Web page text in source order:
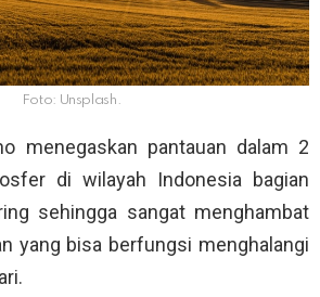
Foto: Unsplash.
menegaskan pantauan dalam 2
di wilayah Indonesia bagian
sehingga sangat menghambat
yang bisa berfungsi menghalangi